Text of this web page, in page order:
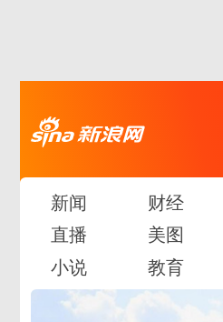
新闻 财经
直播
美图
小说
教育